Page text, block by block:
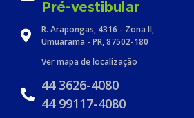
Pré-vestibular
R. Arapongas, 4316 - Zona II,
Umuarama - PR, 87502-180
Ver mapa de localização
44 3626-4080
44 99117-4080